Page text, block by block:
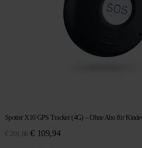
Spotter X10 GPS Tracker (4G) – Ohne Abo für
€ 201,86 Ursprünglicher
€ 109,94Aktueller